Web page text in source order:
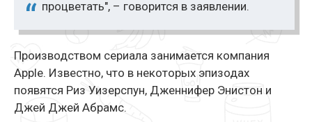
процветать", – говорится в заявлении.
Производством сериала занимается компания
Apple. Известно, что в некоторых эпизодах
появятся Риз Уизерспун, Дженнифер Энистон и
Джей Джей Абрамс.